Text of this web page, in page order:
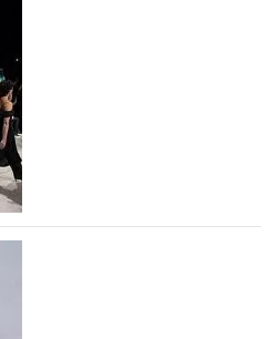
неделе моды
неделе моды,